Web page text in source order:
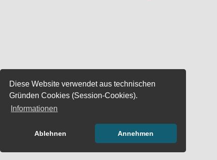
Diese Website verwendet aus technischen
Gründen Cookies (Session-Cookies).
Informationen
Ablehnen Annehmen